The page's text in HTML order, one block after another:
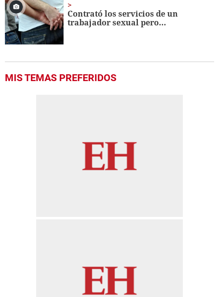
Contrató los servicios de un
trabajador sexual pero...
MIS TEMAS PREFERIDOS